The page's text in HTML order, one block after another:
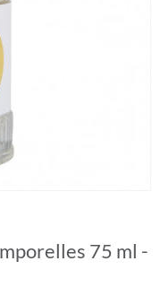
75 ml -